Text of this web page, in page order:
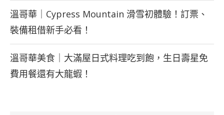
溫哥華｜Cypress Mountain 滑雪初體驗！訂票、
裝備租借新手必看！
溫哥華美食｜大滿屋日式料理吃到飽，生日壽星免
費用餐還有大龍蝦！